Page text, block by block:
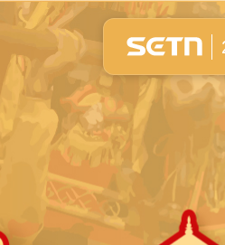
白沙屯媽祖進香